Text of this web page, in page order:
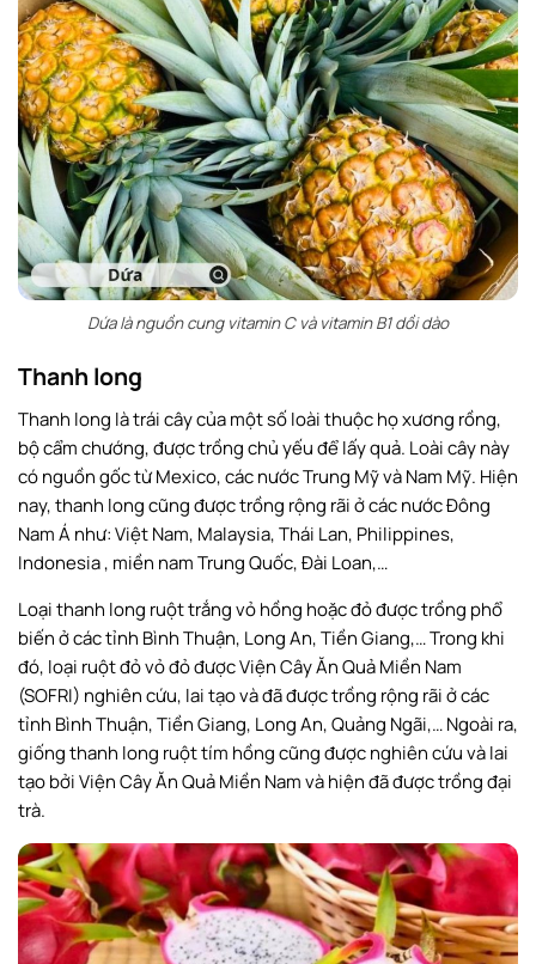
Dứa là nguồn cung vitamin C và vitamin B1 dồi dào
Thanh long
Thanh long là trái cây của một số loài thuộc họ xương rồng,
bộ cẩm chướng, được trồng chủ yếu để lấy quả. Loài cây này
có nguồn gốc từ Mexico, các nước Trung Mỹ và Nam Mỹ. Hiện
nay, thanh long cũng được trồng rộng rãi ở các nước Đông
Nam Á như: Việt Nam, Malaysia, Thái Lan, Philippines,
Indonesia , miền nam Trung Quốc, Đài Loan,…
Loại thanh long ruột trắng vỏ hồng hoặc đỏ được trồng phổ
biến ở các tỉnh Bình Thuận, Long An, Tiền Giang,… Trong khi
đó, loại ruột đỏ vỏ đỏ được Viện Cây Ăn Quả Miền Nam
(SOFRI) nghiên cứu, lai tạo và đã được trồng rộng rãi ở các
tỉnh Bình Thuận, Tiền Giang, Long An, Quảng Ngãi,… Ngoài ra,
giống thanh long ruột tím hồng cũng được nghiên cứu và lai
tạo bởi Viện Cây Ăn Quả Miền Nam và hiện đã được trồng đại
trà.